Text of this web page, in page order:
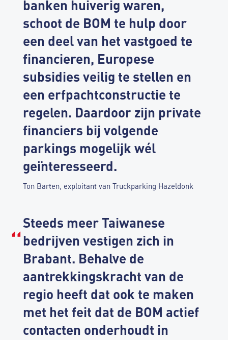
banken huiverig waren,
schoot de BOM te hulp door
een deel van het vastgoed te
financieren, Europese
subsidies veilig te stellen en
een erfpachtconstructie te
regelen. Daardoor zijn private
financiers bij volgende
parkings mogelijk wél
geïnteresseerd.
Ton Barten, exploitant van Truckparking Hazeldonk
Steeds meer Taiwanese
bedrijven vestigen zich in
Brabant. Behalve de
aantrekkingskracht van de
regio heeft dat ook te maken
met het feit dat de BOM actief
contacten onderhoudt in